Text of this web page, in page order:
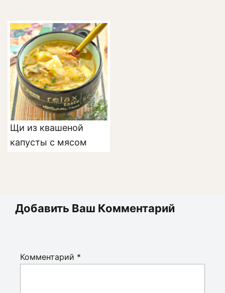
Щи из квашеной
капусты с мясом
Добавить Ваш Комментарий
Комментарий *